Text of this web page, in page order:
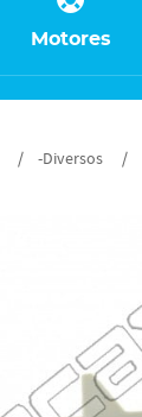
Motores
-Diversos